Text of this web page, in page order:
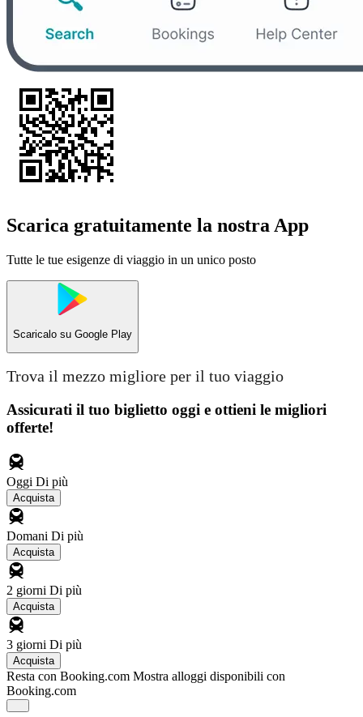
Scarica gratuitamente la nostra App
Tutte le tue esigenze di viaggio in un unico posto
Scaricalo su Google Play
Trova il mezzo migliore per il tuo viaggio
Assicurati il ​​tuo biglietto oggi e ottieni le migliori
offerte!
Oggi Di più
Acquista
Domani Di più
Acquista
2 giorni Di più
Acquista
3 giorni Di più
Acquista
Resta con Booking.com Mostra alloggi disponibili con
Booking.com